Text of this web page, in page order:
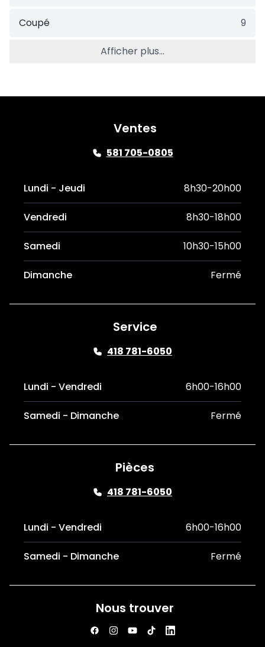
Coupé 9
Afficher plus...
Ventes
581 705-0805
Lundi - Jeudi 8h30-20h00
Vendredi 8h30-18h00
Samedi 10h30-15h00
Dimanche Fermé
Service
418 781-6050
Lundi - Vendredi 6h00-16h00
Samedi - Dimanche Fermé
Pièces
418 781-6050
Lundi - Vendredi 6h00-16h00
Samedi - Dimanche Fermé
Nous trouver